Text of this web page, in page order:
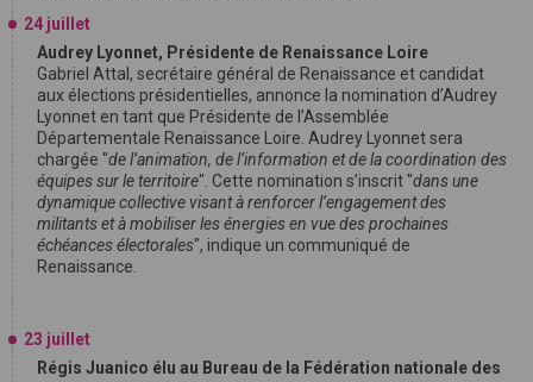
24 juillet
Audrey Lyonnet, Présidente de Renaissance Loire
Gabriel Attal, secrétaire général de Renaissance et candidat
aux élections présidentielles, annonce la nomination d’Audrey
Lyonnet en tant que Présidente de l’Assemblée
Départementale Renaissance Loire. Audrey Lyonnet sera
chargée "de l’animation, de l’information et de la coordination des
équipes sur le territoire". Cette nomination s’inscrit "dans une
dynamique collective visant à renforcer l’engagement des
militants et à mobiliser les énergies en vue des prochaines
échéances électorales", indique un communiqué de
Renaissance.
23 juillet
Régis Juanico élu au Bureau de la Fédération nationale des